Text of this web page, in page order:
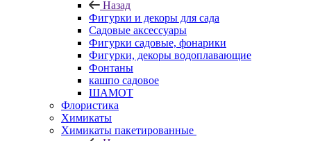
Назад
Фигурки и декоры для сада
Садовые аксессуары
Фигурки садовые, фонарики
Фигурки, декоры водоплавающие
Фонтаны
кашпо садовое
ШАМОТ
Флористика
Химикаты
Химикаты пакетированные